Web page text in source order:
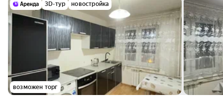
3D-тур новостройка
возможен торг